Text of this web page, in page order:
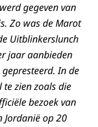
gegeven van
Zo was de Marot
Uitblinkerslunch
jaar aanbieden
In de
te zien zoals die
bezoek van
Jordanië op 20